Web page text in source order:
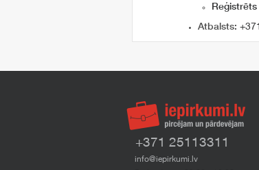
Atbalsts:
+371 25113311
info@iepirkumi.lv